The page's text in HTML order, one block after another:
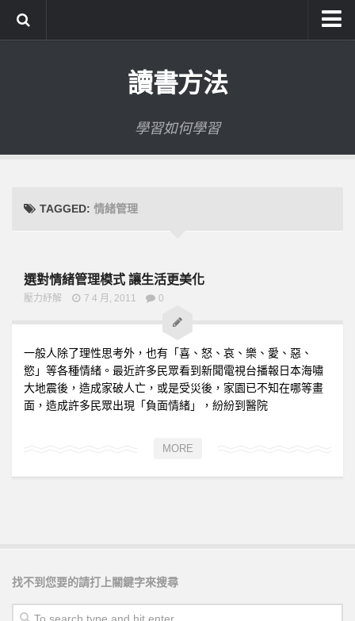
讀書方法
學習如何學習
TAGGED: 情緒管理
選對情緒管理模式 讓生活更美化
壓力紓解 7 4 月, 2011 0
一般人除了理性思考外，也有「喜、怒、哀、樂、愛、惡、
慾」等各種情緒。最近許多民眾看到新聞電視台播報日本海嘯
大地震後，造成家破人亡，或是受災後，家園已不知在哪等畫
面，造成許多民眾出現「負面情緒」，紛紛到醫院
MORE
找不到您要的請打上關鍵字來搜尋